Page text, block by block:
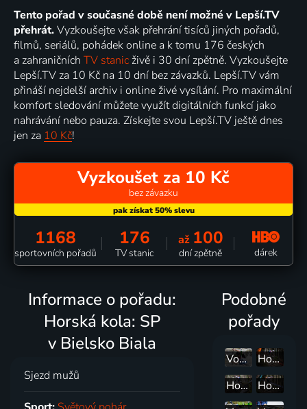
Tento pořad v současné době není možné v Lepší.TV
přehrát.Vyzkoušejte však přehrání tisíců jiných pořadů,
filmů, seriálů, pohádek online a k tomu 176 českých
a zahraničních TV stanic živě i 30 dní zpětně. Vyzkoušejte
Lepší.TV za 10 Kč na 10 dní bez závazků. Lepší.TV vám
přináší nejdelší archiv i online živé vysílání. Pro maximální
komfort sledování můžete využít digitálních funkcí jako
nahrávání nebo pauza. Získejte svou Lepší.TV ještě dnes
jen za 10 Kč!
Vyzkoušet za 10 Kč
bez závazku
1168
sportovních pořadů
176
TV stanic
až 100
dní zpětně dárek
Informace o pořadu:
Horská kola: SP
v Bielsko Biala
Sjezd mužů
Podobné
pořady
Vodní slalom: SP ve vodním slalomu 2025
Horská kola: SP ve Val di Sole
Horská kola: SP v Cheile Gradistei
Horská kola: SP Itálie